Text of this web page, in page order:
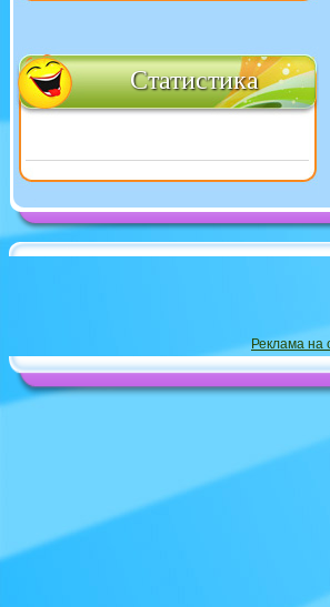
Статистика
Реклама на